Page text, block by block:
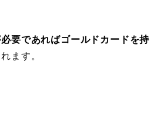
要であればゴールドカードを持
ます。